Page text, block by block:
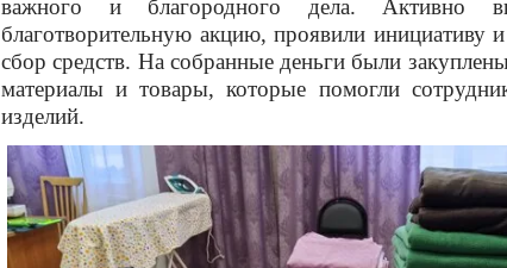
важного и благородного дела. Активно
благотворительную акцию, проявили инициативу
сбор средств. На собранные деньги были
материалы и товары, которые помогли
изделий.